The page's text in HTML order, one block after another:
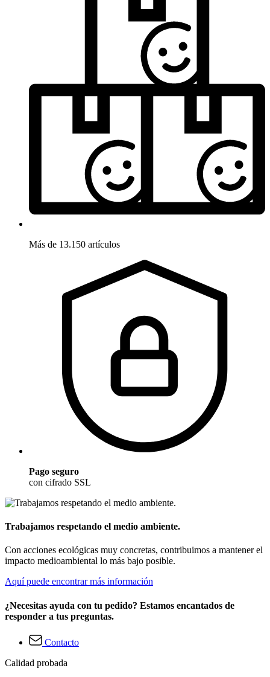
Más de 13.150 artículos
Pago seguro
con cifrado SSL
Trabajamos respetando el medio ambiente.
Con acciones ecológicas muy concretas, contribuimos a mantener el
impacto medioambiental lo más bajo posible.
Aquí puede encontrar más información
¿Necesitas ayuda con tu pedido? Estamos encantados de
responder a tus preguntas.
Contacto
Calidad probada